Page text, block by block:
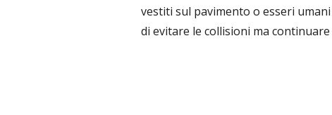
vestiti sul pavimento o esseri
di evitare le collisioni ma continuare